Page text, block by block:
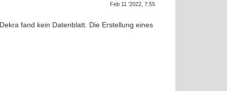
Feb 11 '2022, 7:55
fand kein Datenblatt. Die Erstellung eines